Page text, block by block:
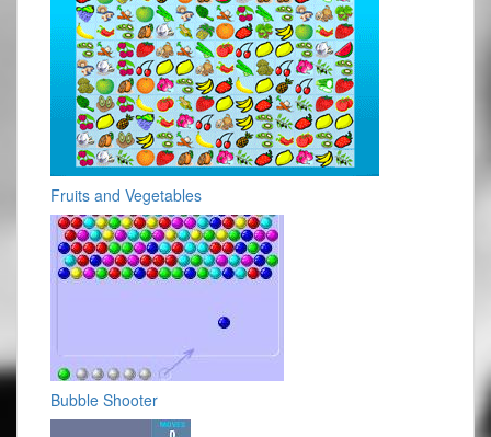
Fruits and Vegetables
Bubble Shooter